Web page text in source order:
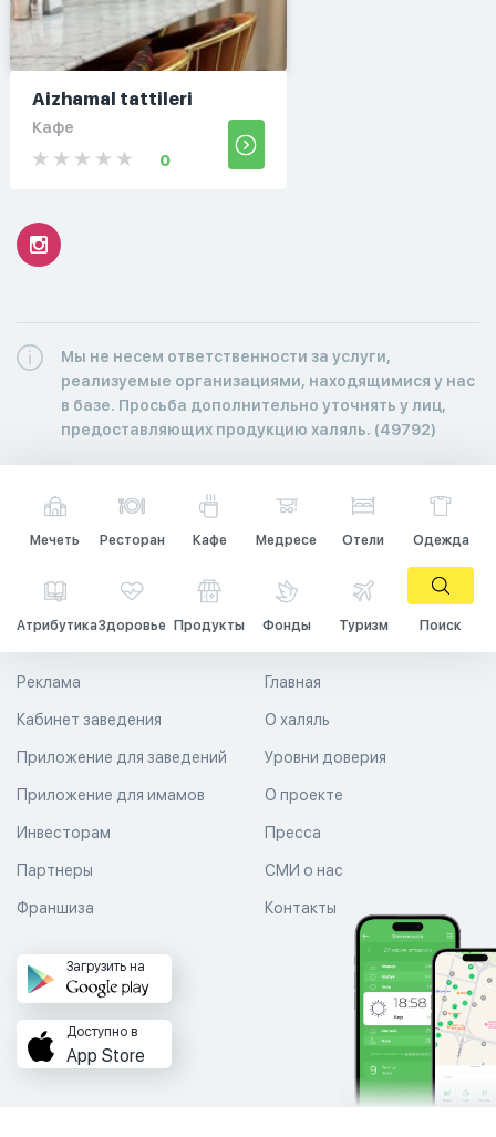
Aizhamal tattileri
Кафе
0
Мы не несем ответственности за услуги,
реализуемые организациями, находящимися у нас
в базе. Просьба дополнительно уточнять у лиц,
предоставляющих продукцию халяль. (49792)
Мечеть Ресторан Кафе Медресе Отели Одежда
АтрибутикаЗдоровье Продукты Фонды Туризм Поиск
Главная
О халяль
Уровни доверия
Реклама
Кабинет заведения
Приложение для заведений
Приложение для имамов О проекте
Пресса
СМИ о нас
Контакты
Инвесторам
Партнеры
Франшиза
Загрузить на
Доступно в
App Store